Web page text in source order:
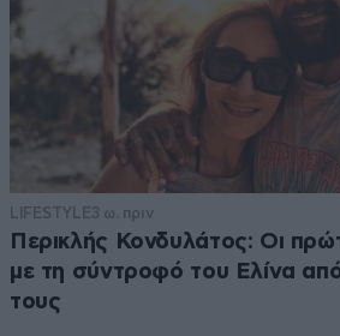
LIFESTYLE3 ω. πριν
Περικλής Κονδυλάτος: Οι
με τη σύντροφό του Ελίνα από
τους